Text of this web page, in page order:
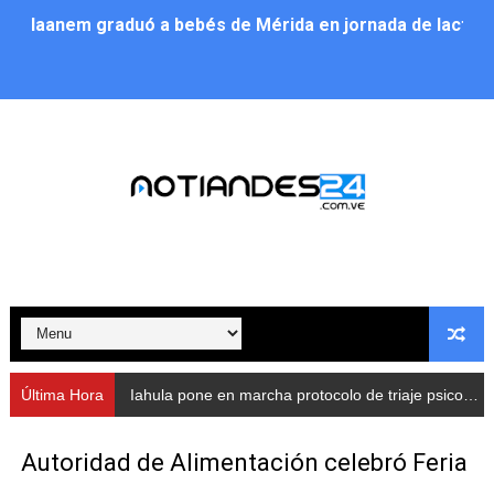
Iaanem graduó a bebés de Mérida en jornada de
Alcalde Nelson Álvarez llevó jornada recreativa a la
Nevado Gas optimiza servicio residencial en la
Balance semestral impulsa inclusión y atención a
Plan Vacacional Comunitario “Ríe 2026” recorre las
Alcaldía del Municipio Libertador realizó una jornada
Última Hora Iahula pone en marcha protocolo de triaje psicosocial para atender a rescatistas
Autoridad de Alimentación celebró Feria